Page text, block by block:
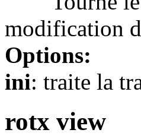
modification
Options:
ini: traite la
rotx view